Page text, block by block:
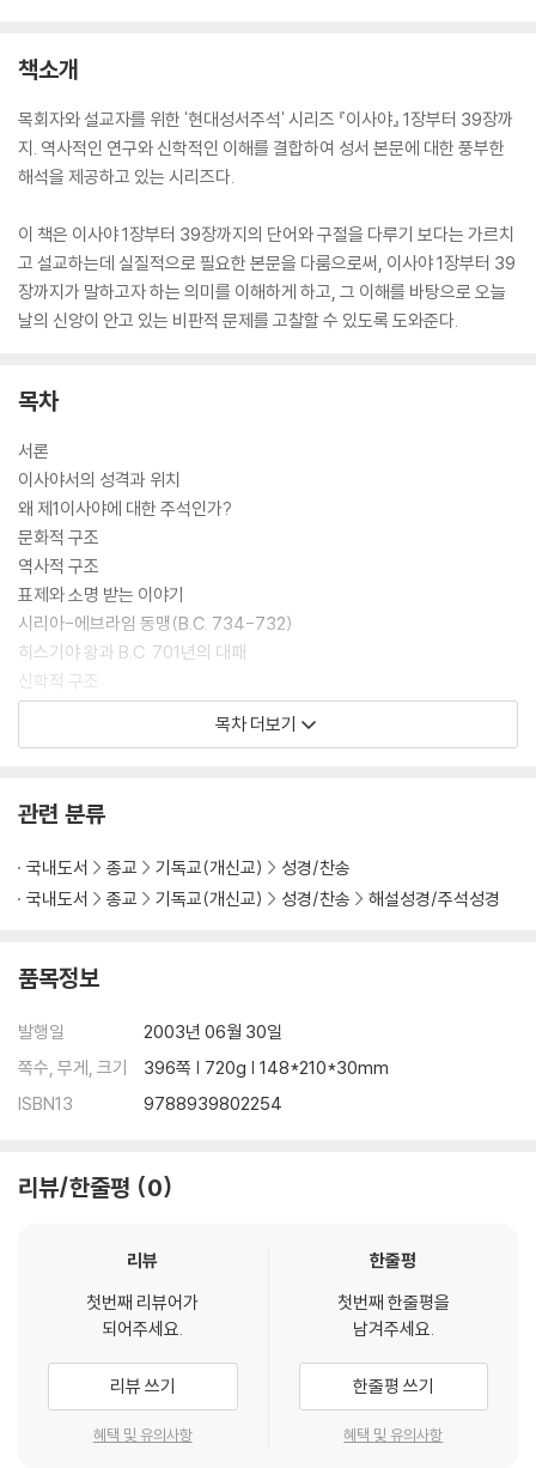
책소개
목회자와 설교자를 위한 '현대성서주석' 시리즈 『이사야』 1장부터 39장까
지. 역사적인 연구와 신학적인 이해를 결합하여 성서 본문에 대한 풍부한
해석을 제공하고 있는 시리즈다.
이 책은 이사야 1장부터 39장까지의 단어와 구절을 다루기 보다는 가르치
고 설교하는데 실질적으로 필요한 본문을 다룸으로써, 이사야 1장부터 39
장까지가 말하고자 하는 의미를 이해하게 하고, 그 이해를 바탕으로 오늘
날의 신앙이 안고 있는 비판적 문제를 고찰할 수 있도록 도와준다.
목차
서론
이사야서의 성격과 위치
왜 제1이사야에 대한 주석인가?
문화적 구조
역사적 구조
표제와 소명 받는 이야기
시리아-에브라임 동맹(B.C. 734-732)
히스기야 왕과 B.C. 701년의 대패
신학적 구조
개관
서론
이사야 1~4장 : 말씀과 선지자의 소개
이사야 5 : 1~30
이사야 6 : 1~9 : 7
이사야 9 : 8~11 : 16
이사야 12 : 1~6
결론
1 : 1~31 포도원의 망대처럼
시온과 열방(2 : 1-5)
5 : 1 ~ 30 나의 사랑하는 자에게 포도원이 있었다.
구조의 문제
포도원의 노래(5 : 1-7)
기가 세워지다(5 : 8-30)
목차 더보기
관련 분류
국내도서 종교 기독교(개신교)
성경/찬송
국내도서
종교 기독교(개신교) 성경/찬송 해설성경/주석성경
품목정보
발행일
2003년 06월 30일
쪽수, 무게, 크기
396쪽 | 720g | 148*210*30mm
ISBN13
9788939802254
리뷰/한줄평 0
리뷰
첫번째 리뷰어가
되어주세요.
리뷰 쓰기
혜택 및 유의사항
한줄평
첫번째 한줄평을
남겨주세요.
한줄평 쓰기
혜택 및 유의사항